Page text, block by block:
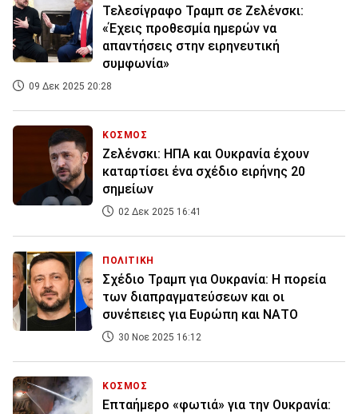
Τελεσίγραφο Τραμπ σε Ζελένσκι:
«Έχεις προθεσμία ημερών να
απαντήσεις στην ειρηνευτική
συμφωνία»
09 Δεκ 2025 20:28
ΚΟΣΜΟΣ
Ζελένσκι: ΗΠΑ και Ουκρανία έχουν
καταρτίσει ένα σχέδιο ειρήνης 20
σημείων
02 Δεκ 2025 16:41
ΠΟΛΙΤΙΚΗ
Σχέδιο Τραμπ για Ουκρανία: Η πορεία
των διαπραγματεύσεων και οι
συνέπειες για Ευρώπη και ΝΑΤΟ
30 Νοε 2025 16:12
ΚΟΣΜΟΣ
Επταήμερο «φωτιά» για την Ουκρανία: